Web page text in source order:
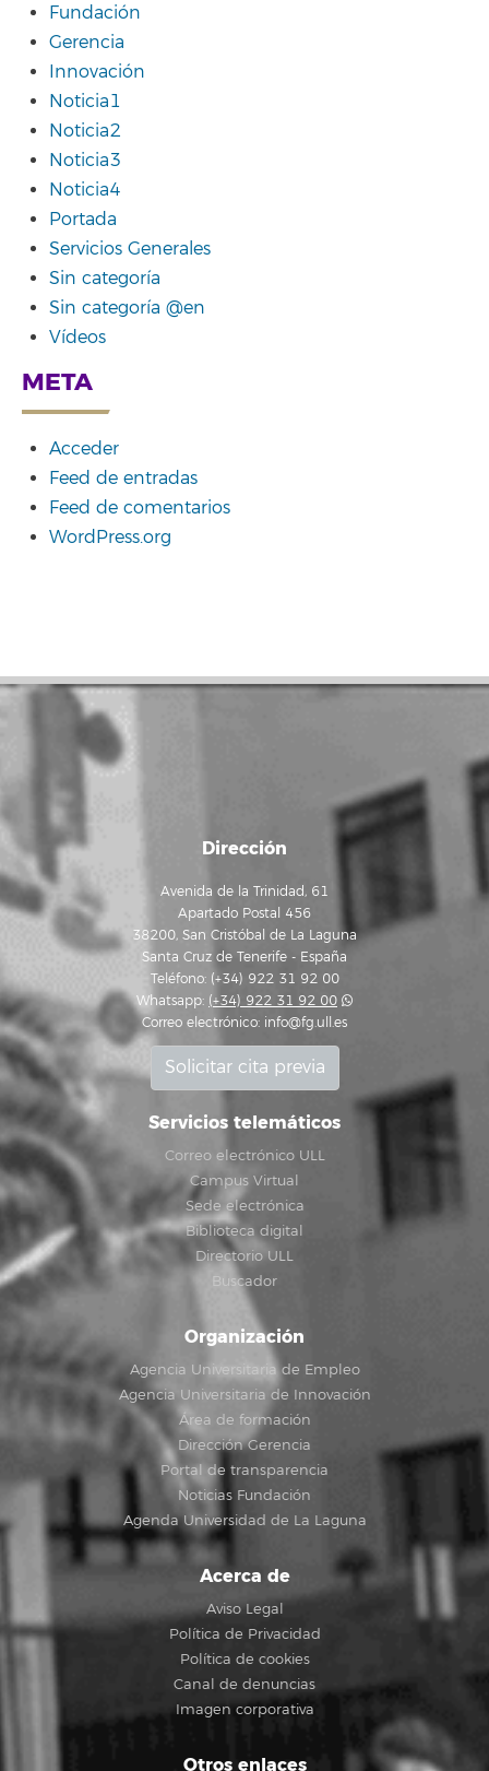
Fundación
Gerencia
Innovación
Noticia1
Noticia2
Noticia3
Noticia4
Portada
Servicios Generales
Sin categoría
Sin categoría @en
Vídeos
META
Acceder
Feed de entradas
Feed de comentarios
WordPress.org
Dirección
Avenida de la Trinidad, 61
Apartado Postal 456
38200, San Cristóbal de La Laguna
Santa Cruz de Tenerife - España
Teléfono: (+34) 922 31 92 00
Whatsapp: (+34) 922 31 92 00
Correo electrónico: info@fg.ull.es
Solicitar cita previa
Servicios telemáticos
Correo electrónico ULL
Campus Virtual
Sede electrónica
Biblioteca digital
Directorio ULL
Buscador
Organización
Agencia Universitaria de Empleo
Agencia Universitaria de Innovación
Área de formación
Dirección Gerencia
Portal de transparencia
Noticias Fundación
Agenda Universidad de La Laguna
Acerca de
Aviso Legal
Política de Privacidad
Política de cookies
Canal de denuncias
Imagen corporativa
Otros enlaces